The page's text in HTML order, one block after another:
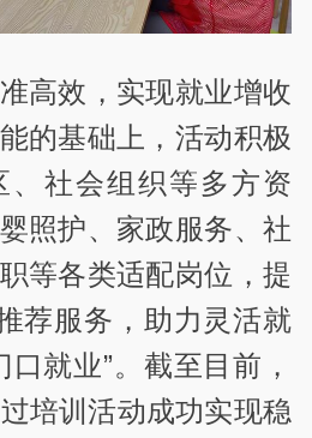
高效，实现就业增收
的基础上，活动积极
、社会组织等多方资
照护、家政服务、社
等各类适配岗位，提
荐服务，助力灵活就
就业”。截至目前，
培训活动成功实现稳